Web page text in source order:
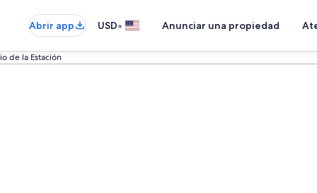
Abrir app USD• Anunciar una propiedad
de la Estación